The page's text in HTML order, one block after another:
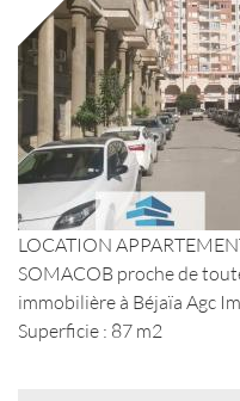
LOCATION
SOMACOB proche de
immobilière à Béjaïa Agc
Superficie : 87 m2